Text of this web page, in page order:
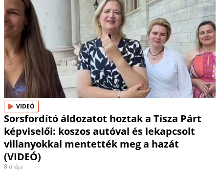
VIDEÓ
Sorsfordító áldozatot hoztak a Tisza Párt
képviselői: koszos autóval és lekapcsolt
villanyokkal mentették meg a hazát
(VIDEÓ)
8 órája